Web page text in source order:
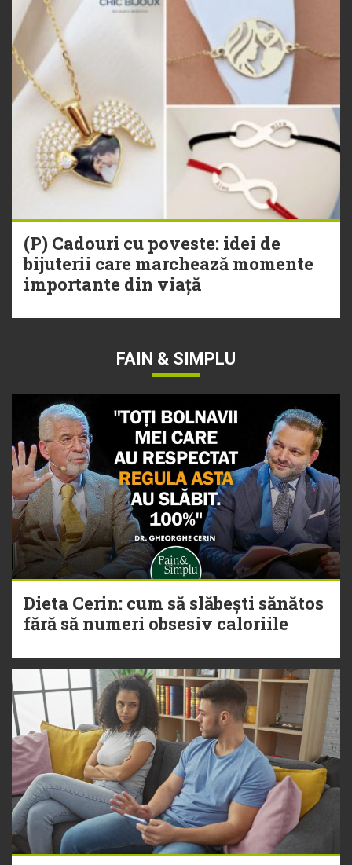
(P) Cadouri cu poveste: idei de
bijuterii care marchează momente
importante din viață
FAIN & SIMPLU
Dieta Cerin: cum să slăbești sănătos
fără să numeri obsesiv caloriile